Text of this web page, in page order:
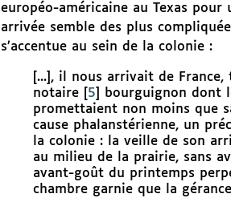
européo-américaine au Texas
arrivée semble des plus
s’accentue au sein de la colonie :
[...], il nous arrivait de
notaire[ 5
bourguignon dont
promettaient non moins que
cause phalanstérienne, un
la colonie : la veille de son
au milieu de la prairie, sans
avant-goût du printemps
chambre garnie que la